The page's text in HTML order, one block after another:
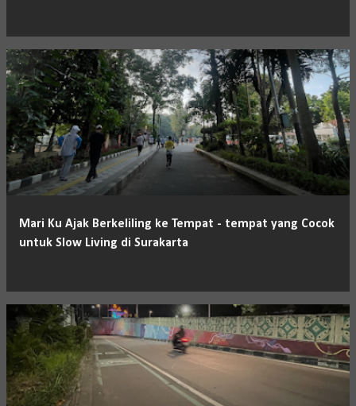
Mari Ku Ajak Berkeliling ke Tempat - tempat yang Cocok
untuk Slow Living di Surakarta